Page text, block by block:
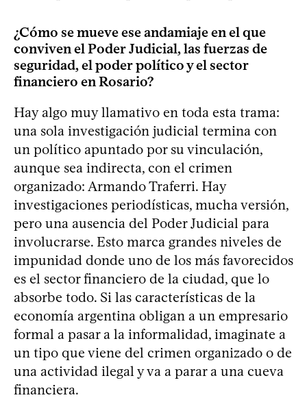
¿Cómo se mueve ese andamiaje en el que
conviven el Poder Judicial, las fuerzas de
seguridad, el poder político y el sector
financiero en Rosario?
Hay algo muy llamativo en toda esta trama:
una sola investigación judicial termina con
un político apuntado por su vinculación,
aunque sea indirecta, con el crimen
organizado: Armando Traferri. Hay
investigaciones periodísticas, mucha versión,
pero una ausencia del Poder Judicial para
involucrarse. Esto marca grandes niveles de
impunidad donde uno de los más favorecidos
es el sector financiero de la ciudad, que lo
absorbe todo. Si las características de la
economía argentina obligan a un empresario
formal a pasar a la informalidad, imaginate a
un tipo que viene del crimen organizado o de
una actividad ilegal y va a parar a una cueva
financiera.